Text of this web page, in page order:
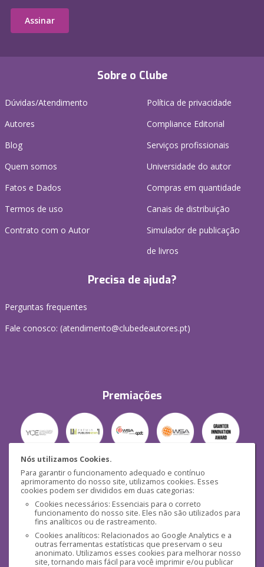
Nós utilizamos Cookies.
Para garantir o funcionamento adequado e contínuo
aprimoramento do nosso site, utilizamos cookies. Esses
cookies podem ser divididos em duas categorias:
Cookies necessários: Essenciais para o correto
funcionamento do nosso site. Eles não são utilizados para
fins analíticos ou de rastreamento.
Cookies analíticos: Relacionados ao Google Analytics e a
outras ferramentas estatísticas que preservam o seu
anonimato. Utilizamos esses cookies para melhorar nosso
site, tornando mais fácil para você imprimir e/ou publicar
Sobre o Clube
Dúvidas/Atendimento
Autores
Blog
Quem somos
Fatos e Dados
Termos de uso
Contrato com o Autor
Política de privacidade
Compliance Editorial
Serviços profissionais
Universidade do autor
Compras em quantidade
Canais de distribuição
Simulador de publicação
de livros
Precisa de ajuda?
Perguntas frequentes
Fale conosco: (atendimento@clubedeautores.pt)
Premiações
Segurança
Mídias Sociais
Assinar